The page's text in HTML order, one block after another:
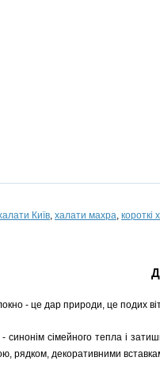
Київ, халати махра, короткі
- це дар природи, це подих
синонім сімейного тепла і
рядком, декоративними